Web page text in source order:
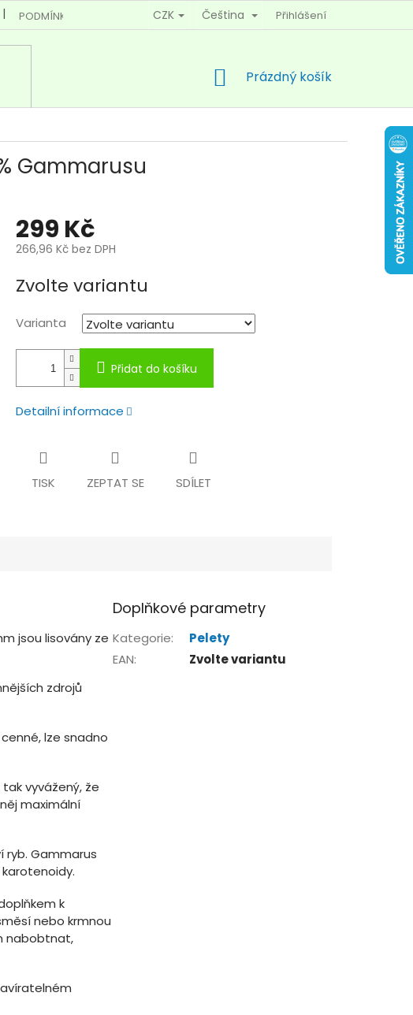
PODMÍNKY OCHRANY OSOBNÍCH ÚDAJŮ KONTAKTY
CZK Čeština Přihlášení
NÁKUPNÍ
Prázdný košík
Gammarusu
299 Kč
266,96 Kč bez DPH
cena:
Zvolte variantu
Varianta
Přidat do košíku
Detailní informace
TISK ZEPTAT SE SDÍLET
jsou lisovány ze
zdrojů
lze snadno
vyvážený, že
maximální
ryb. Gammarus
k
nebo krmnou
nabobtnat,
Doplňkové parametry
Kategorie:
Pelety
EAN: Zvolte variantu